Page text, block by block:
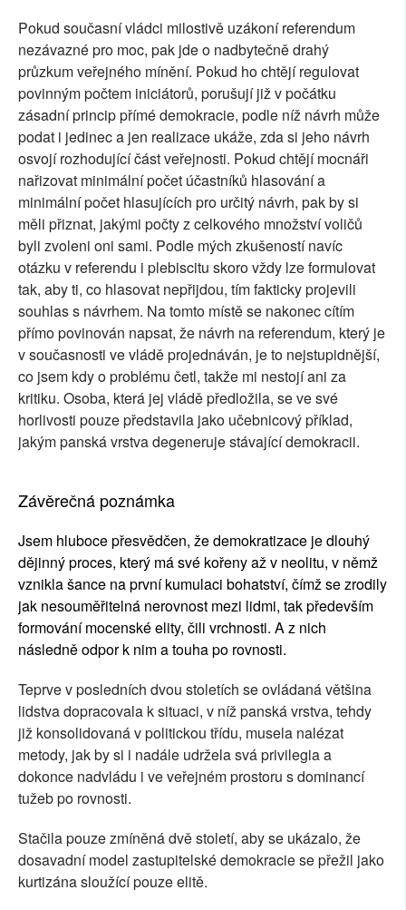
Pokud současní vládci milostivě uzákoní referendum
nezávazné pro moc, pak jde o nadbytečně drahý
průzkum veřejného mínění. Pokud ho chtějí regulovat
povinným počtem iniciátorů, porušují již v počátku
zásadní princip přímé demokracie, podle níž návrh může
podat i jedinec a jen realizace ukáže, zda si jeho návrh
osvojí rozhodující část veřejnosti. Pokud chtějí mocnáři
nařizovat minimální počet účastníků hlasování a
minimální počet hlasujících pro určitý návrh, pak by si
měli přiznat, jakými počty z celkového množství voličů
byli zvoleni oni sami. Podle mých zkušeností navíc
otázku v referendu i plebiscitu skoro vždy lze formulovat
tak, aby ti, co hlasovat nepřijdou, tím fakticky projevili
souhlas s návrhem. Na tomto místě se nakonec cítím
přímo povinován napsat, že návrh na referendum, který je
v současnosti ve vládě projednáván, je to nejstupidnější,
co jsem kdy o problému četl, takže mi nestojí ani za
kritiku. Osoba, která jej vládě předložila, se ve své
horlivosti pouze představila jako učebnicový příklad,
jakým panská vrstva degeneruje stávající demokracii.
Závěrečná poznámka
Jsem hluboce přesvědčen, že demokratizace je dlouhý
dějinný proces, který má své kořeny až v neolitu, v němž
vznikla šance na první kumulaci bohatství, čímž se zrodily
jak nesouměřitelná nerovnost mezi lidmi, tak především
formování mocenské elity, čili vrchnosti. A z nich
následně odpor k nim a touha po rovnosti.
Teprve v posledních dvou stoletích se ovládaná většina
lidstva dopracovala k situaci, v níž panská vrstva, tehdy
již konsolidovaná v politickou třídu, musela nalézat
metody, jak by si i nadále udržela svá privilegia a
dokonce nadvládu i ve veřejném prostoru s dominancí
tužeb po rovnosti.
Stačila pouze zmíněná dvě století, aby se ukázalo, že
dosavadní model zastupitelské demokracie se přežil jako
kurtizána sloužící pouze elitě.